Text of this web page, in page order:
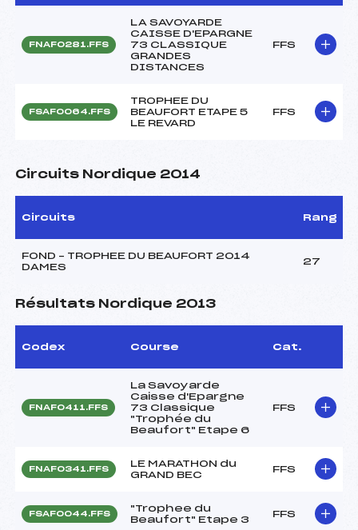
FNAF0281.FFS
LA SAVOYARDE
CAISSE D'EPARGNE
73 CLASSIQUE
GRANDES
DISTANCES
FFS
FSAF0064.FFS
TROPHEE DU
BEAUFORT ETAPE 5
LE REVARD
FFS
Circuits Nordique 2014
Circuits Rang
FOND – TROPHEE DU BEAUFORT 2014
DAMES
27
Résultats Nordique 2013
Codex Course Cat.
FNAF0411.FFS
La Savoyarde
Caisse d'Epargne
73 Classique
"Trophée du
Beaufort" Etape 6
FFS
FNAF0341.FFS
LE MARATHON du
GRAND BEC
FFS
FSAF0044.FFS
"Trophee du
Beaufort" Etape 3
FFS